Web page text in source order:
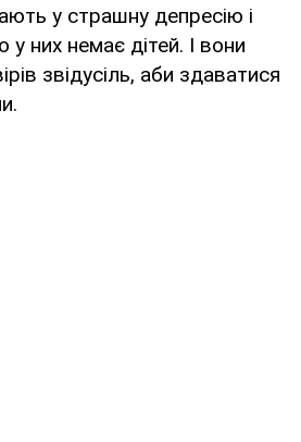
у страшну депресію і
них немає дітей. І вони
звідусіль, аби здаватися